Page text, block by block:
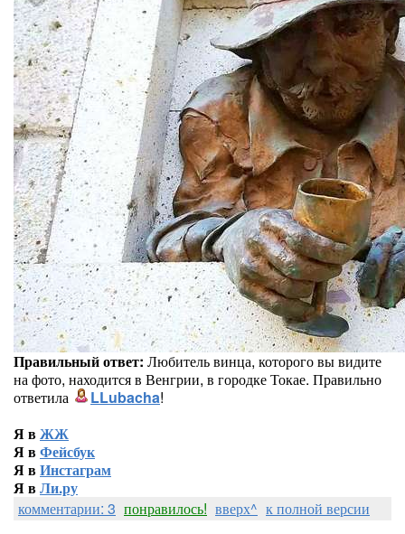
Правильный ответ: Любитель винца, которого вы видите
на фото, находится в Венгрии, в городке Токае. Правильно
ответила
LLubacha!
Я вЖЖ
Я вФейсбук
Я вИнстаграм
Я вЛи.ру
комментарии: 3 понравилось! вверх^ к полной версии